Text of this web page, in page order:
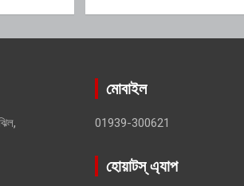
মোবাইল
01939-300621
হোয়াটস্ এ্যাপ